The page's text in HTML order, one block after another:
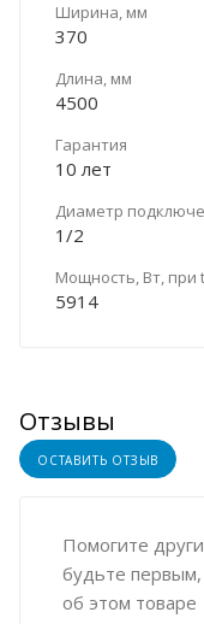
Ширина, мм
370
Длина, мм
4500
Гарантия
10 лет
Диаметр
1/2
Мощность, Вт, при
5914
Отзывы
ОСТАВИТЬ ОТЗЫВ
Помогите
будьте
об этом товаре